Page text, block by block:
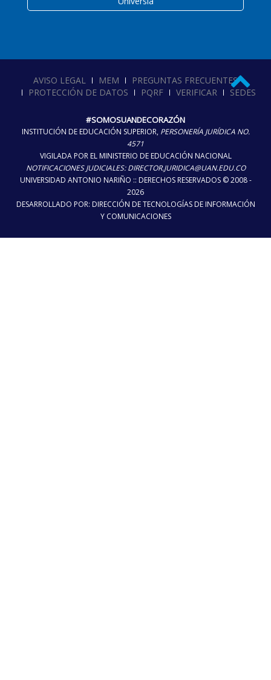
AVISO LEGAL MEM
PREGUNTAS FRECUENTES
PROTECCIÓN DE DATOS
PQRF VERIFICAR SEDES
#SOMOSUANDECORAZÓN
INSTITUCIÓN DE EDUCACIÓN SUPERIOR, PERSONERÍA JURÍDICA NO.
4571
VIGILADA POR EL MINISTERIO DE EDUCACIÓN NACIONAL
NOTIFICACIONES JUDICIALES: DIRECTOR.JURIDICA@UAN.EDU.CO
UNIVERSIDAD ANTONIO NARIÑO :: DERECHOS RESERVADOS © 2008 -
2026
DESARROLLADO POR: DIRECCIÓN DE TECNOLOGÍAS DE INFORMACIÓN
Y COMUNICACIONES